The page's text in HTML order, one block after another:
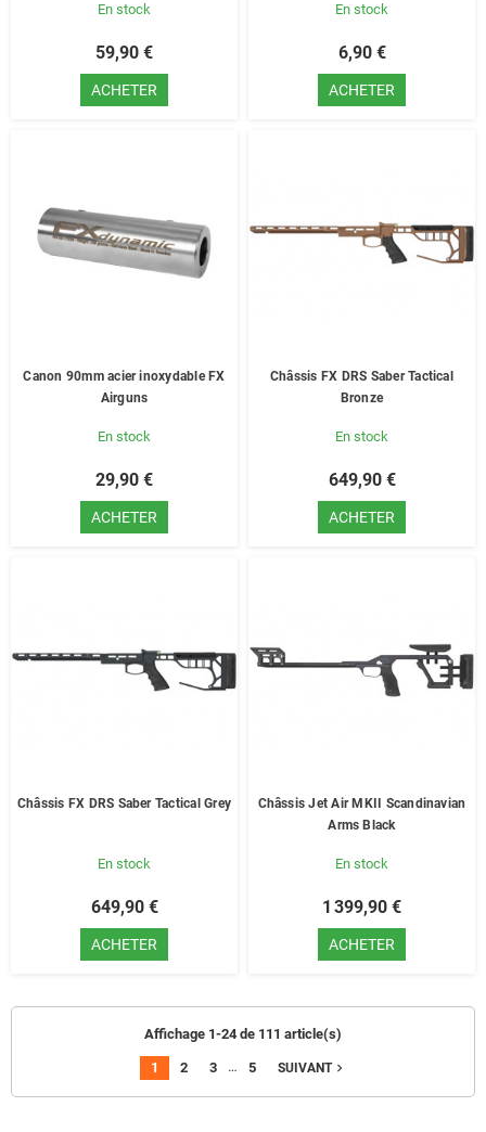
En stock
59,90 €
ACHETER
En stock
6,90 €
ACHETER
Canon 90mm acier inoxydable FX
Airguns
En stock
29,90 €
ACHETER
Châssis FX DRS Saber Tactical
Bronze
En stock
649,90 €
ACHETER
Châssis FX DRS Saber Tactical Grey
En stock
649,90 €
ACHETER
Châssis Jet Air MKII Scandinavian
Arms Black
En stock
1 399,90 €
ACHETER
Affichage 1-24 de 111 article(s)
1 2 3 … 5 SUIVANTnavigate_next